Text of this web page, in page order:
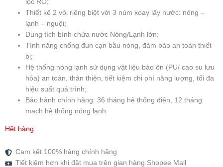
lọc RO;
Thiết kế 2 vòi riêng biệt với 3 núm xoay lấy nước: nóng –
lạnh – nguội;
Dung tích bình chứa nước Nóng/Lạnh lớn;
Tính năng chống đun cạn bầu nóng, đảm bảo an toàn thiết
bị;
Hệ thống nóng lạnh sử dụng vật liệu bảo ôn (PU/ cao su lưu
hóa) an toàn, thân thiện, tiết kiệm chi phí năng lượng, tối đa
hiệu suất quá trình;
Bảo hành chính hãng: 36 tháng hệ thống điện, 12 tháng
mạch hệ thống nóng lạnh.
Hết hàng
Cam kết 100% hàng chính hãng
Tiết kiệm hơn khi đặt mua trên gian hàng Shopee Mall